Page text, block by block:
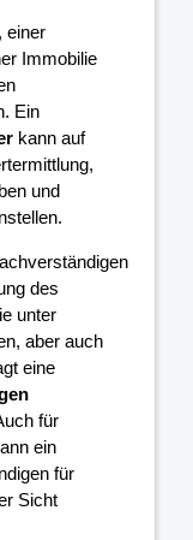
einer
Immobilie
Ein
kann auf
und
des
unter
aber auch
eine
für
ein
für
Sicht